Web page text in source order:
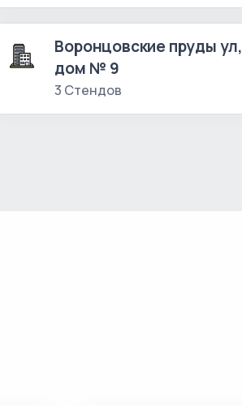
Воронцовские пруды ул,
дом № 9
3 Стендов